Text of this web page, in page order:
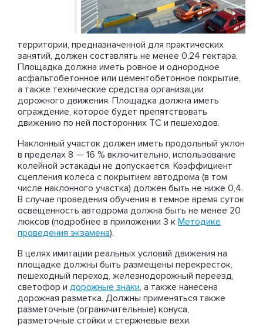
территории, предназначенной для практических
занятий, должен составлять не менее 0,24 гектара.
Площадка должна иметь ровное и однородное
асфальтобетонное или цементобетонное покрытие,
а также технические средства организации
дорожного движения. Площадка должна иметь
ограждение, которое будет препятствовать
движению по ней посторонних ТС и пешеходов.
Наклонный участок должен иметь продольный уклон
в пределах 8 — 16 % включительно, использование
колейной эстакады не допускается. Коэффициент
сцепления колеса с покрытием автодрома (в том
числе наклонного участка) должен быть не ниже 0,4.
В случае проведения обучения в темное время суток
освещенность автодрома должна быть не менее 20
люксов (подробнее в приложении 3 к Методике
проведения экзамена).
В целях имитации реальных условий движения на
площадке должны быть размещены перекресток,
пешеходный переход, железнодорожный переезд,
светофор и дорожные знаки, а также нанесена
дорожная разметка. Должны применяться также
разметочные (ограничительные) конуса,
разметочные стойки и стержневые вехи.